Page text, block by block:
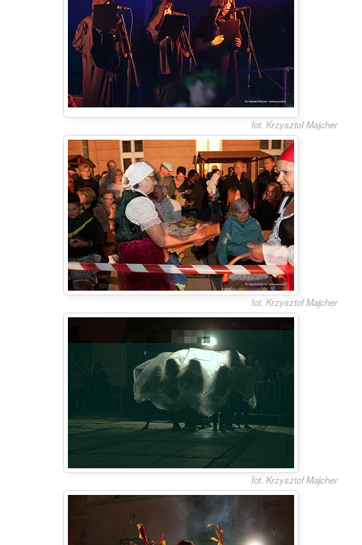
fot. Krzysztof Majcher
fot. Krzysztof Majcher
fot. Krzysztof Majcher